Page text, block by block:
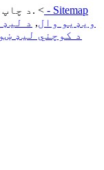
© د چاپ حق - 2010-2024; ټول حقونه خوندي دي. < - Sitemap
ویډیو وال, د
د کوچني لیډ